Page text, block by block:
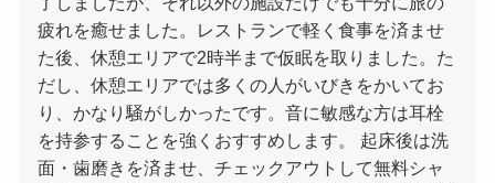
疲れを癒せました。レストランで軽く食事を済ませ
た後、休憩エリアで2時半まで仮眠を取りました。た
だし、休憩エリアでは多くの人がいびきをかいてお
り、かなり騒がしかったです。音に敏感な方は耳栓
を持参することを強くおすすめします。 起床後は洗
面・歯磨きを済ませ、チェックアウトして無料シャ